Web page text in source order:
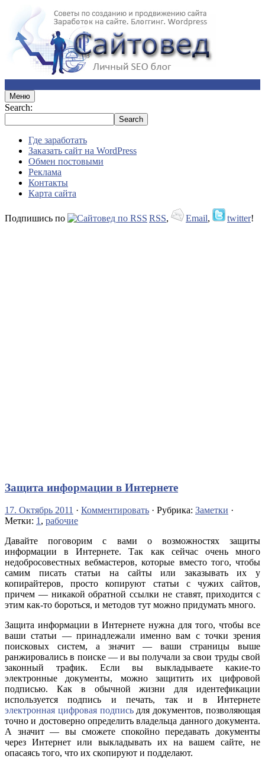
Меню
Search:
Где заработать
Заказать сайт на WordPress
Обмен постовыми
Реклама
Контакты
Карта сайта
Подпишись по RSS, Email, twitter!
Защита информации в Интернете
17. Октябрь 2011 · Комментировать · Рубрика: Заметки ·
Метки: 1, рабочие
Давайте поговорим с вами о возможностях защиты
информации в Интернете. Так как сейчас очень много
недобросовестных вебмастеров, которые вместо того, чтобы
самим писать статьи на сайты или заказывать их у
копирайтеров, просто копируют статьи с чужих сайтов,
причем — никакой обратной ссылки не ставят, приходится с
этим как-то бороться, и методов тут можно придумать много.
Защита информации в Интернете нужна для того, чтобы все
ваши статьи — принадлежали именно вам с точки зрения
поисковых систем, а значит — ваши страницы выше
ранжировались в поиске — и вы получали за свои труды свой
законный трафик. Если вы выкладываете какие-то
электронные документы, можно защитить их цифровой
подписью. Как в обычной жизни для идентефикации
используется подпись и печать, так и в Интернете
электронная цифровая подписьдля документов, позволяющая
точно и достоверно определить владельца данного документа.
А значит — вы сможете спокойно передавать документы
через Интернет или выкладывать их на вашем сайте, не
опасаясь того, что их скопируют и подделают.